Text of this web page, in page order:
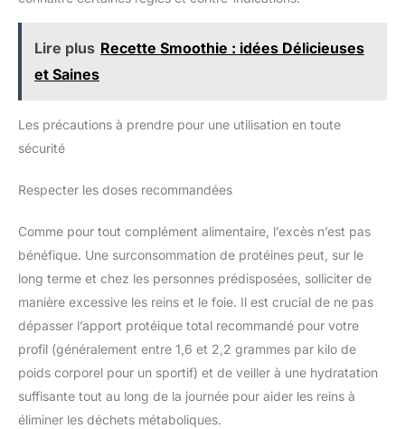
Lire plus Recette Smoothie : idées Délicieuses
et Saines
Les précautions à prendre pour une utilisation en toute
sécurité
Respecter les doses recommandées
Comme pour tout complément alimentaire, l’excès n’est pas
bénéfique. Une surconsommation de protéines peut, sur le
long terme et chez les personnes prédisposées, solliciter de
manière excessive les reins et le foie. Il est crucial de ne pas
dépasser l’apport protéique total recommandé pour votre
profil (généralement entre 1,6 et 2,2 grammes par kilo de
poids corporel pour un sportif) et de veiller à une hydratation
suffisante tout au long de la journée pour aider les reins à
éliminer les déchets métaboliques.